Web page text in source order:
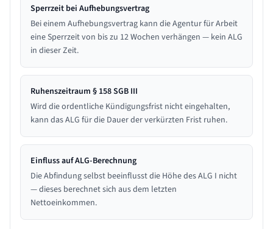
Sperrzeit bei Aufhebungsvertrag
Bei einem Aufhebungsvertrag kann die Agentur für Arbeit
eine Sperrzeit von bis zu 12 Wochen verhängen — kein ALG
in dieser Zeit.
Ruhenszeitraum § 158 SGB III
Wird die ordentliche Kündigungsfrist nicht eingehalten,
kann das ALG für die Dauer der verkürzten Frist ruhen.
Einfluss auf ALG-Berechnung
Die Abfindung selbst beeinflusst die Höhe des ALG I nicht
— dieses berechnet sich aus dem letzten
Nettoeinkommen.